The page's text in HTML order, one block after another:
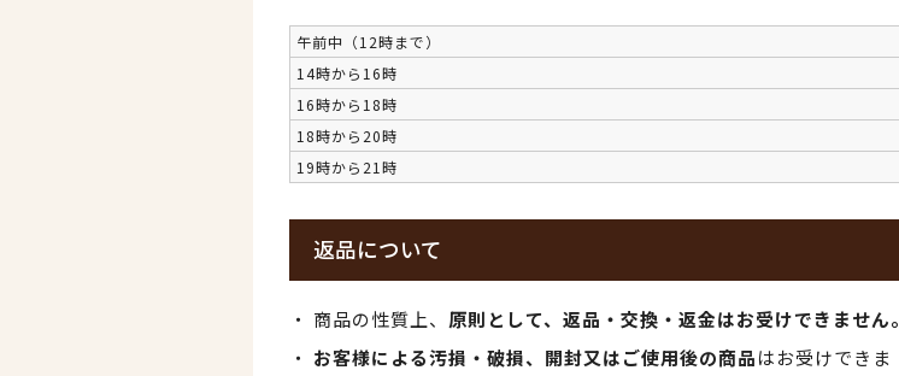
午前中（12時まで）
14時から16時
16時から18時
18時から20時
19時から21時
返品について
商品の性質上、 原則として、返品・交換・返金はお受けできません。
お客様による汚損・破損、開封又はご使用後の商品はお受けできま